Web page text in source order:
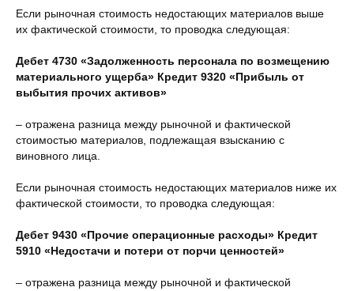
Если рыночная стоимость недостающих материалов выше
их фактической стоимости, то проводка следующая:
Дебет 4730 «Задолженность персонала по возмещению
материального ущерба» Кредит 9320 «Прибыль от
выбытия прочих активов»
– отражена разница между рыночной и фактической
стоимостью материалов, подлежащая взысканию с
виновного лица.
Если рыночная стоимость недостающих материалов ниже их
фактической стоимости, то проводка следующая:
Дебет 9430 «Прочие операционные расходы» Кредит
5910 «Недостачи и потери от порчи ценностей»
– отражена разница между рыночной и фактической